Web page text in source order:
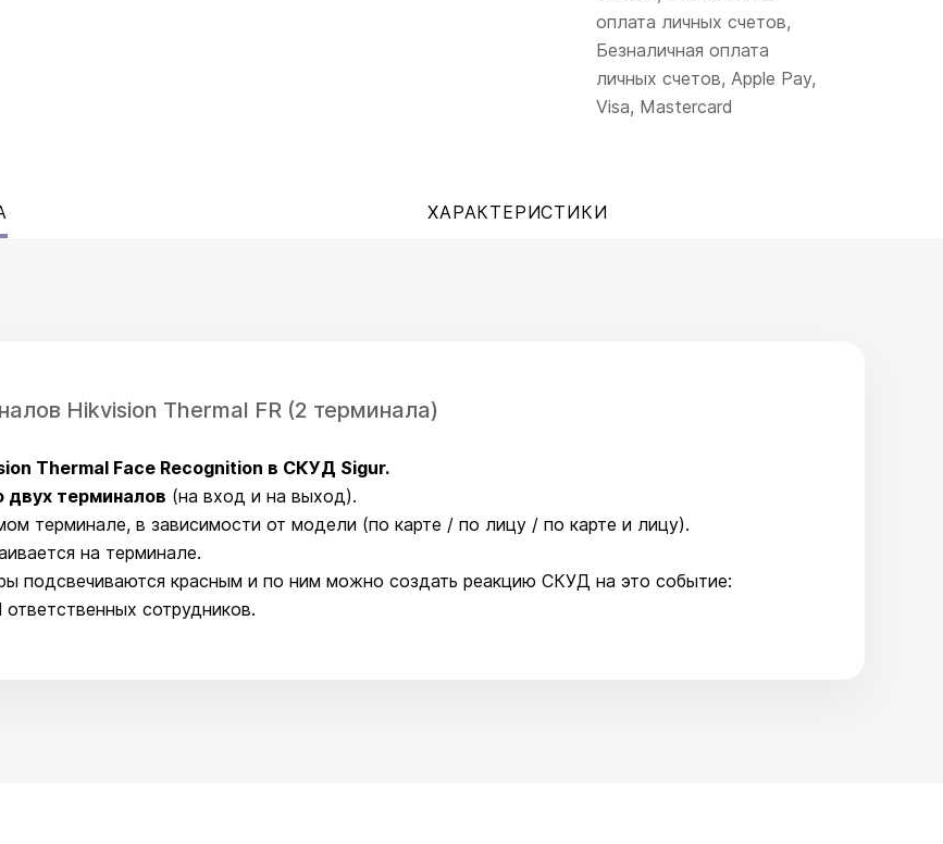
оплата личных счетов,
Безналичная оплата
личных счетов, Apple Pay,
Visa, Mastercard
ХАРАКТЕРИСТИКИ
Hikvision Thermal FR (2 терминала)
Thermal Face Recognition в СКУД Sigur.
двух терминалов (на вход и на выход).
терминале, в зависимости от модели (по карте / по лицу / по карте и лицу).
на терминале.
подсвечиваются красным и по ним можно создать реакцию СКУД на это событие:
сотрудников.